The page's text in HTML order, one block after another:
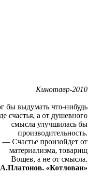
Кинотавр-2010
бы выдумать что-нибудь
счастья, а от душевного
смысла улучшилась бы
производительность.
— Счастье произойдет от
материализма, товарищ
Вощев, а не от смысла.
А.Платонов. «Котлован»